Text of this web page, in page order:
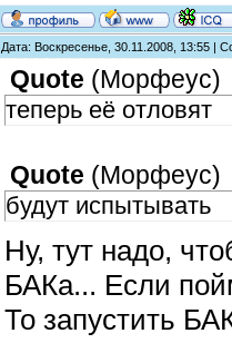
Дата: Воскресенье, 30.11.2008, 13:55 |
Quote (Морфеус)
теперь её отловят
Quote (Морфеус)
будут испытывать
Ну, тут надо,
БАКа... Если
То запустить